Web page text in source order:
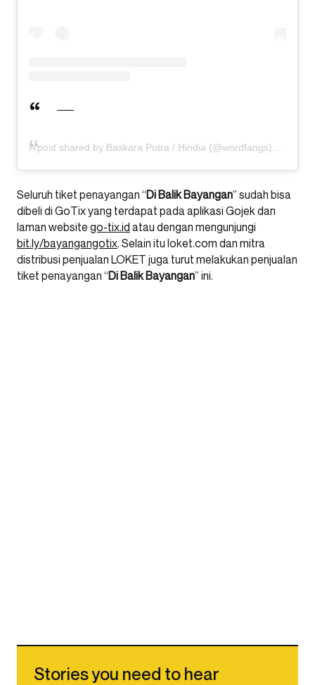
A post shared by Baskara Putra / Hindia (@wordfangs)
Seluruh tiket penayangan “Di Balik Bayangan” sudah bisa
dibeli di GoTix yang terdapat pada aplikasi Gojek dan
laman website go-tix.id atau dengan mengunjungi
bit.ly/bayangangotix. Selain itu loket.com dan mitra
distribusi penjualan LOKET juga turut melakukan penjualan
tiket penayangan “Di Balik Bayangan” ini.
Stories you need to hear